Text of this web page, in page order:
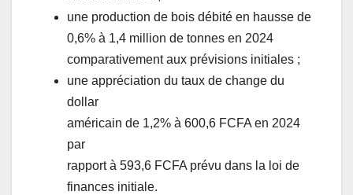
une production de bois débité en hausse de
0,6% à 1,4 million de tonnes en 2024
comparativement aux prévisions initiales ;
une appréciation du taux de change du
dollar
américain de 1,2% à 600,6 FCFA en 2024
par
rapport à 593,6 FCFA prévu dans la loi de
finances initiale.